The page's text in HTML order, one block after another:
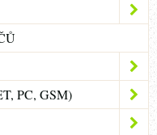
PC, GSM)